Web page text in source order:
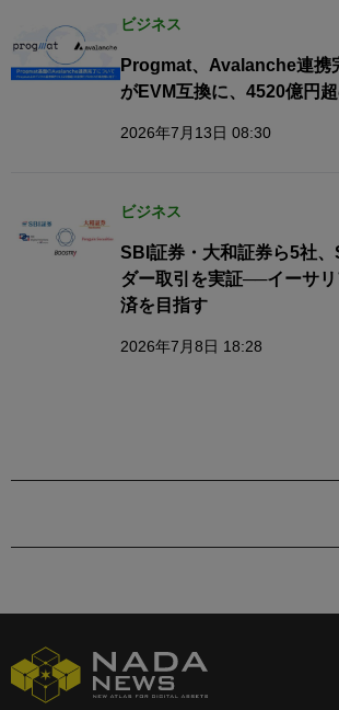
ビジネス
Progmat、Avalanche連携
がEVM互換に、4520億円
2026年7月13日 08:30
ビジネス
SBI証券・大和証券ら5社
ダー取引を実証──イーサ
済を目指す
2026年7月8日 18:28